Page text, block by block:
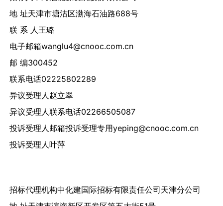
地 址天津市塘沽区渤海石油路688号
联 系 人王璐
电子邮箱wanglu4@cnooc.com.cn
邮 编300452
联系电话02225802289
异议受理人赵立翠
异议受理人联系电话02266505087
投诉受理人邮箱投诉受理专用yeping@cnooc.com.cn
投诉受理人叶萍
招标代理机构中化建国际招标有限责任公司天津分公司